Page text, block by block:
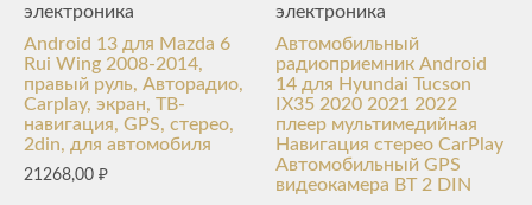
электроника
Android 13 для Mazda 6
Rui Wing 2008-2014,
правый руль, Авторадио,
Carplay, экран, ТВ-
навигация, GPS, стерео,
2din, для автомобиля
21268,00 ₽
электроника
Автомобильный
радиоприемник Android
14 для Hyundai Tucson
IX35 2020 2021 2022
плеер мультимедийная
Навигация стерео CarPlay
Автомобильный GPS
видеокамера BT 2 DIN